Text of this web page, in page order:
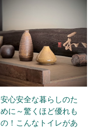
安心安全な暮らしのた
めに～驚くほど優れも
の！こんなトイレがあ